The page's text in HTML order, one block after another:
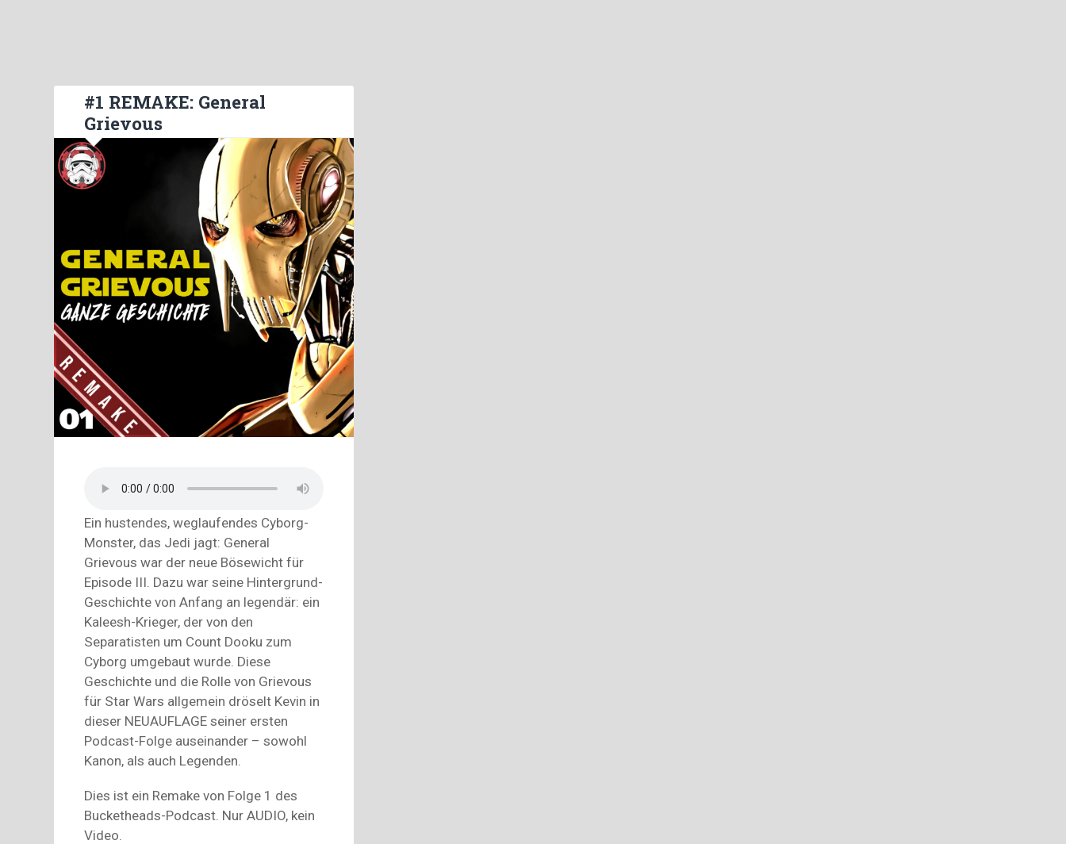
#1 REMAKE: General
Grievous
Ein hustendes, weglaufendes Cyborg-
Monster, das Jedi jagt: General
Grievous war der neue Bösewicht für
Episode III. Dazu war seine Hintergrund-
Geschichte von Anfang an legendär: ein
Kaleesh-Krieger, der von den
Separatisten um Count Dooku zum
Cyborg umgebaut wurde. Diese
Geschichte und die Rolle von Grievous
für Star Wars allgemein dröselt Kevin in
dieser NEUAUFLAGE seiner ersten
Podcast-Folge auseinander – sowohl
Kanon, als auch Legenden.
Dies ist ein Remake von Folge 1 des
Bucketheads-Podcast. Nur AUDIO, kein
Video.